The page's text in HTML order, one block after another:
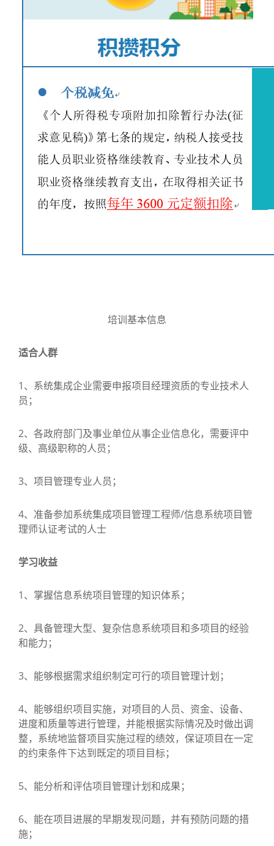
培训基本信息
适合人群
1、系统集成企业需要申报项目经理资质的专业技术人
员；
2、各政府部门及事业单位从事企业信息化，需要评中
级、高级职称的人员；
3、项目管理专业人员；
4、准备参加系统集成项目管理工程师/信息系统项目管
理师认证考试的人士
学习收益
1、掌握信息系统项目管理的知识体系；
2、具备管理大型、复杂信息系统项目和多项目的经验
和能力；
3、能够根据需求组织制定可行的项目管理计划；
4、能够组织项目实施，对项目的人员、资金、设备、
进度和质量等进行管理，并能根据实际情况及时做出调
整，系统地监督项目实施过程的绩效，保证项目在一定
的约束条件下达到既定的项目目标；
5、能分析和评估项目管理计划和成果；
6、能在项目进展的早期发现问题，并有预防问题的措
施；